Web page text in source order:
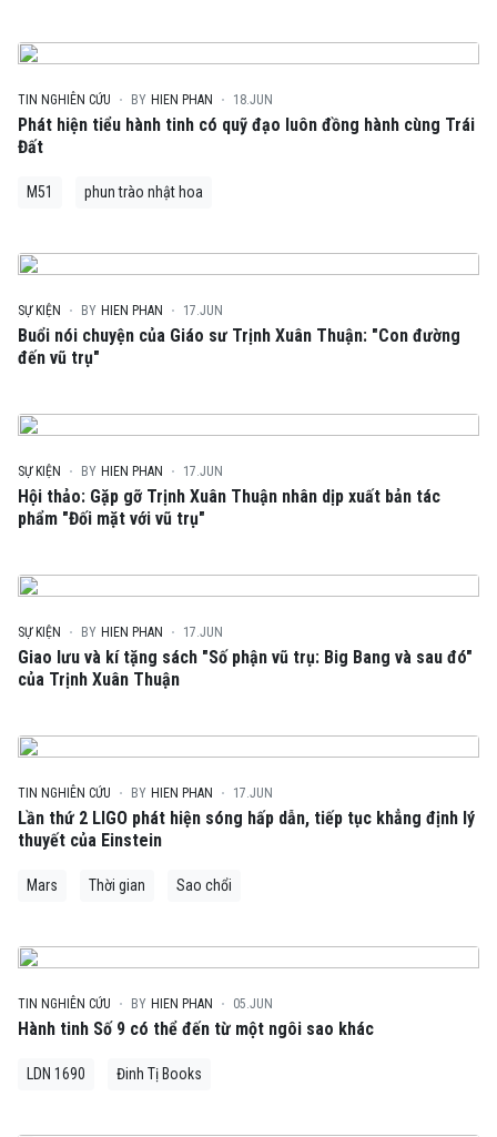
TIN NGHIÊN CỨU BY HIEN PHAN 18.JUN
Phát hiện tiểu hành tinh có quỹ đạo luôn đồng hành cùng Trái
Đất
M51 phun trào nhật hoa
SỰ KIỆN BY HIEN PHAN 17.JUN
Buổi nói chuyện của Giáo sư Trịnh Xuân Thuận: "Con đường
đến vũ trụ"
SỰ KIỆN BY HIEN PHAN 17.JUN
Hội thảo: Gặp gỡ Trịnh Xuân Thuận nhân dịp xuất bản tác
phẩm "Đối mặt với vũ trụ"
SỰ KIỆN BY HIEN PHAN 17.JUN
Giao lưu và kí tặng sách "Số phận vũ trụ: Big Bang và sau đó"
của Trịnh Xuân Thuận
TIN NGHIÊN CỨU BY HIEN PHAN 17.JUN
Lần thứ 2 LIGO phát hiện sóng hấp dẫn, tiếp tục khẳng định lý
thuyết của Einstein
Mars Thời gian Sao chổi
TIN NGHIÊN CỨU BY HIEN PHAN 05.JUN
Hành tinh Số 9 có thể đến từ một ngôi sao khác
LDN 1690 Đinh Tị Books